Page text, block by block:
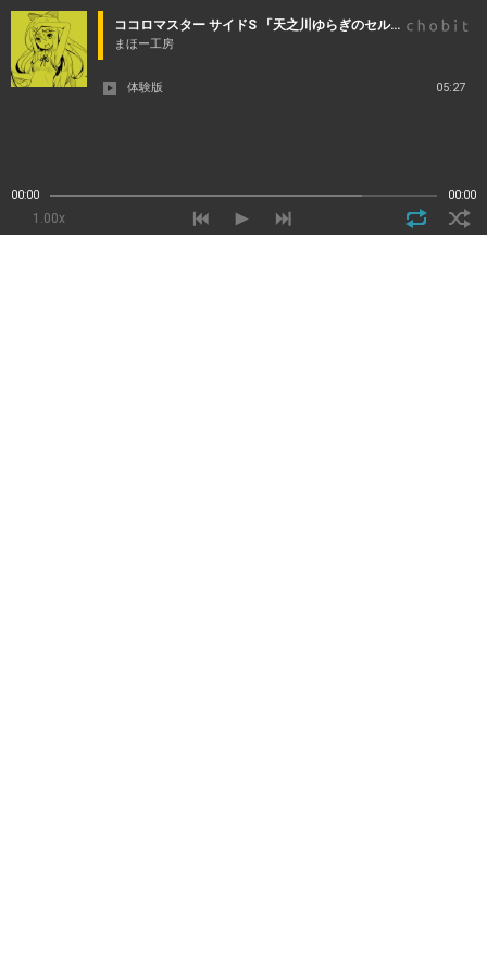
ココロマスター サイドS 「天之川ゆらぎのセルフイメージトレーニング」第８巻：だらりん体操 心の重荷をとりのぞく、どうでもいいやの「ゆらぎのだらりん体操」
まほー工房
体験版 05:27
00:00 00:00
1.00x